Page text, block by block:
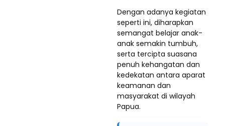
Dengan adanya kegiatan
seperti ini, diharapkan
semangat belajar anak-
anak semakin tumbuh,
serta tercipta suasana
penuh kehangatan dan
kedekatan antara aparat
keamanan dan
masyarakat di wilayah
Papua.